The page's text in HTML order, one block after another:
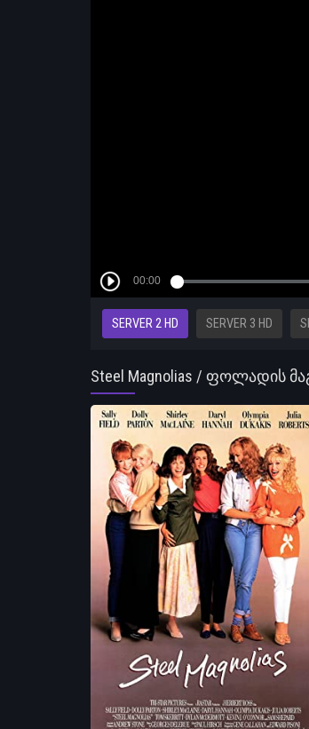
SERVER 2 HD SERVER 3 HD
Steel Magnolias / ფოლადის